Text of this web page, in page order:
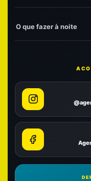
O que fazer à noite